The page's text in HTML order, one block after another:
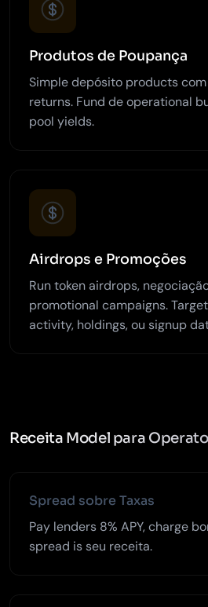
Produtos de Poupança
Simple depósito products
returns. Fund de operational
pool yields.
Airdrops e Promoções
Run token airdrops,
promotional campaigns.
activity, holdings, ou signup
Receita Model para
Spread sobre Taxas
Pay lenders 8% APY, charge
spread is seu receita.